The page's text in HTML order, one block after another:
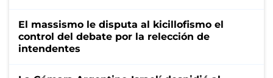
El massismo le disputa al kicillofismo el
control del debate por la relección de
intendentes